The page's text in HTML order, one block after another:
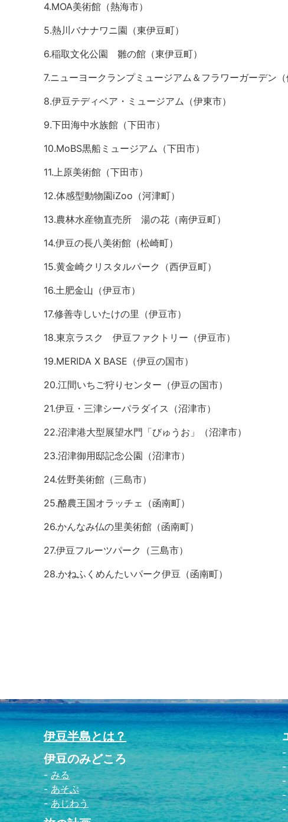
4.MOA美術館（熱海市）
5.熱川バナナワニ園（東伊豆町）
6.稲取文化公園 雛の館（東伊豆町）
7.ニューヨークランプミュージアム＆フラワーガーデン（
8.伊豆テディベア・ミュージアム（伊東市）
9.下田海中水族館（下田市）
10.MoBS黒船ミュージアム（下田市）
11.上原美術館（下田市）
12.体感型動物園iZoo（河津町）
13.農林水産物直売所 湯の花（南伊豆町）
14.伊豆の長八美術館（松崎町）
15.黄金崎クリスタルパーク（西伊豆町）
16.土肥金山（伊豆市）
17.修善寺しいたけの里（伊豆市）
18.東京ラスク 伊豆ファクトリー（伊豆市）
19.MERIDA X BASE（伊豆の国市）
20.江間いちご狩りセンター（伊豆の国市）
21.伊豆・三津シーパラダイス（沼津市）
22.沼津港大型展望水門「びゅうお」（沼津市）
23.沼津御用邸記念公園（沼津市）
24.佐野美術館（三島市）
25.酪農王国オラッチェ（函南町）
26.かんなみ仏の里美術館（函南町）
27.伊豆フルーツパーク（三島市）
28.かねふくめんたいパーク伊豆（函南町）
伊豆半島とは？
伊豆のみどころ
みる
あそぶ
あじわう